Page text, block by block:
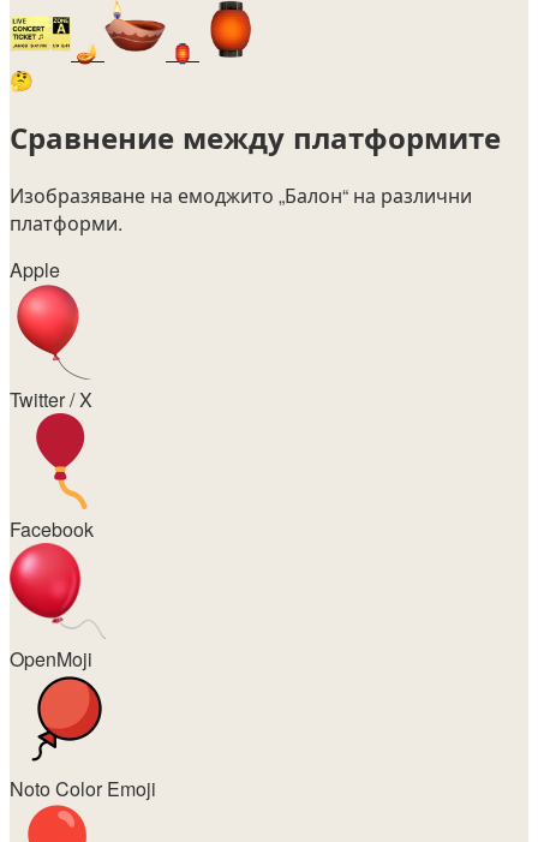
🪔
🏮
🤔
Сравнение между платформите
Изобразяване на емоджито „Балон“ на различни
платформи.
Apple
Twitter / X
Facebook
OpenMoji
Noto Color Emoji